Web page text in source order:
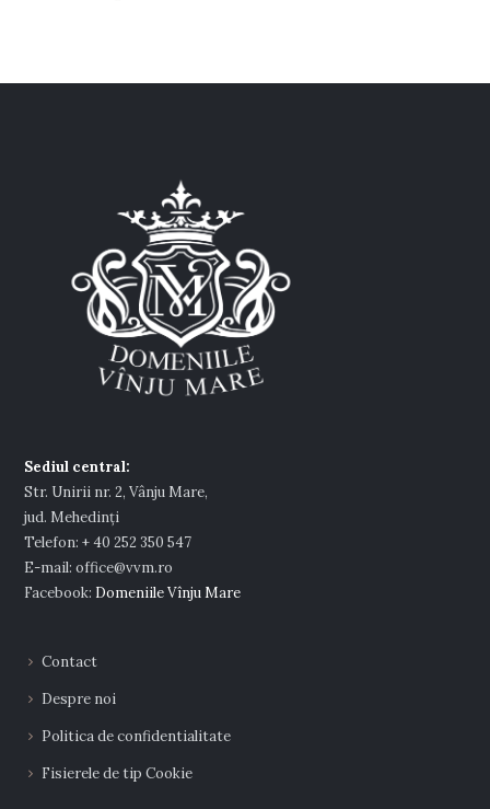
Sediul central:
Str. Unirii nr. 2, Vânju Mare,
jud. Mehedinţi
Telefon: + 40 252 350 547
E-mail: office@vvm.ro
Facebook: Domeniile Vînju Mare
Contact
Despre noi
Politica de confidentialitate
Fisierele de tip Cookie